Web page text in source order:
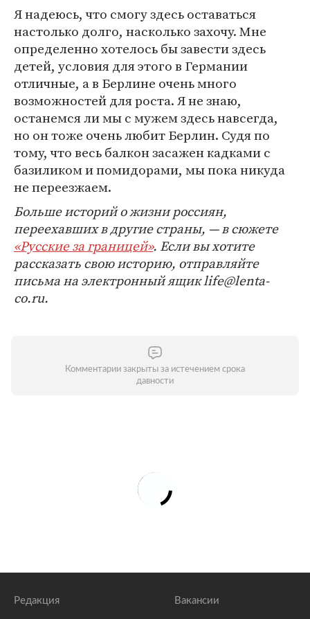
Я надеюсь, что смогу здесь оставаться
настолько долго, насколько захочу. Мне
определенно хотелось бы завести здесь
детей, условия для этого в Германии
отличные, а в Берлине очень много
возможностей для роста. Я не знаю,
останемся ли мы с мужем здесь навсегда,
но он тоже очень любит Берлин. Судя по
тому, что весь балкон засажен кадками с
базиликом и помидорами, мы пока никуда
не переезжаем.
Больше историй о жизни россиян,
переехавших в другие страны, — в сюжете
«Русские за границей». Если вы хотите
рассказать свою историю, отправляйте
письма на электронный ящик life@lenta-
co.ru.
Комментарии закрыты за истечением срока
давности
Редакция Вакансии